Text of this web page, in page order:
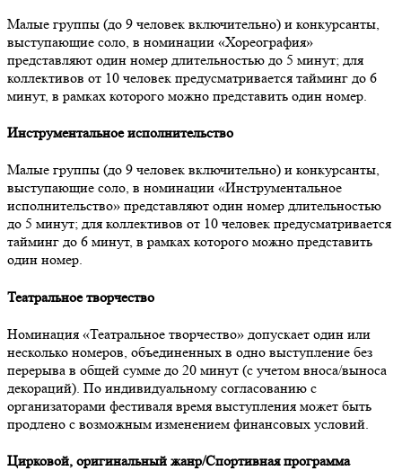
Малые группы (до 9 человек включительно) и конкурсанты,
выступающие соло, в номинации «Хореография»
представляют один номер длительностью до 5 минут; для
коллективов от 10 человек предусматривается тайминг до 6
минут, в рамках которого можно представить один номер.
Инструментальное исполнительство
Малые группы (до 9 человек включительно) и конкурсанты,
выступающие соло, в номинации «Инструментальное
исполнительство» представляют один номер длительностью
до 5 минут; для коллективов от 10 человек предусматривается
тайминг до 6 минут, в рамках которого можно представить
один номер.
Театральное творчество
Номинация «Театральное творчество» допускает один или
несколько номеров, объединенных в одно выступление без
перерыва в общей сумме до 20 минут (с учетом вноса/выноса
декораций). По индивидуальному согласованию с
организаторами фестиваля время выступления может быть
продлено с возможным изменением финансовых условий.
Цирковой, оригинальный жанр/Спортивная программа